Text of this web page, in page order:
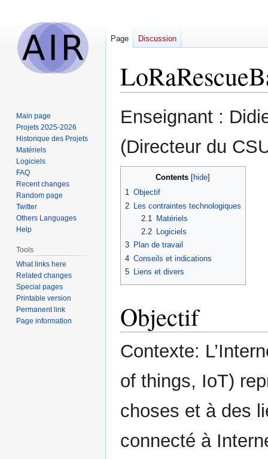
Jump
to
Jump
to
Enseignant :
(Directeur du
Contents
1 Objectif
2
Les contraintes technologiques
2.1
Matériels
2.2
Logiciels
3 Plan de travail
4 Conseils et indications
5 Liens et divers
Objectif
Contexte:
of things, IoT)
choses et à des
connecté à
Page Discussion
Main page
Projets 2025-2026
Historique des Projets
Matériels
Logiciels
FAQ
Recent changes
Random page
Twitter
Others Languages
Help
Tools
What links here
Related changes
Special pages
Printable version
Permanent link
Page information